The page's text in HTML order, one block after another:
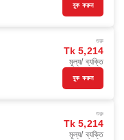
বুক করুন
শুরু
Tk 5,214
মূল্য/ ব্যক্তি
বুক করুন
শুরু
Tk 5,214
মূল্য/ ব্যক্তি